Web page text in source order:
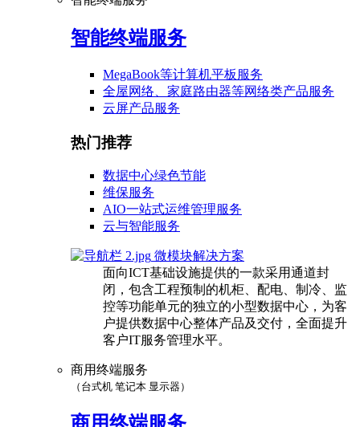
智能终端服务
MegaBook等计算机平板服务
全屋网络、家庭路由器等网络类产品服务
云屏产品服务
热门推荐
数据中心绿色节能
维保服务
AIO一站式运维管理服务
云与智能服务
微模块解决方案
面向ICT基础设施提供的一款采用通道封
闭，包含工程预制的机柜、配电、制冷、监
控等功能单元的独立的小型数据中心，为客
户提供数据中心整体产品及交付，全面提升
客户IT服务管理水平。
商用终端服务
（台式机 笔记本 显示器）